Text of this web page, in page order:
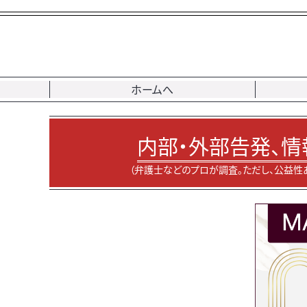
ホームへ
内部・外部告発、
（弁護士などのプロが調査。ただし、公益